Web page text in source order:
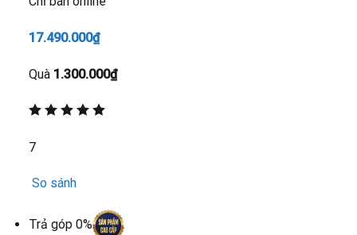
17.490.000₫
Quà 1.300.000₫
7
So sánh
Trả góp 0%